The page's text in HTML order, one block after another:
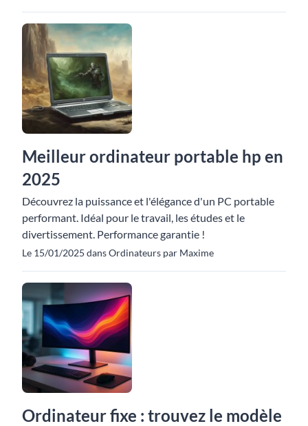
Meilleur ordinateur portable hp en
2025
Découvrez la puissance et l'élégance d'un PC portable
performant. Idéal pour le travail, les études et le
divertissement. Performance garantie !
Le 15/01/2025 dans Ordinateurs par Maxime
Ordinateur fixe : trouvez le modèle